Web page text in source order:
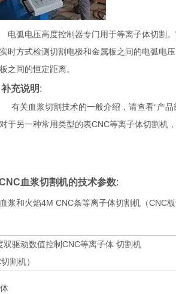
电压高度控制器专门用于等离子体切割。
时方式检测切割电极和金属板之间的电弧电
之间的恒定距离。
补充说明:
有关血浆切割技术的一般介绍，请查看“产品
另一种常用类型的表CNC等离子体切割机，
血浆切割机的技术参数:
浆和火焰4M CNC条等离子体切割机（CNC
双驱动数值控制CNC等离子体 切割机
割机）